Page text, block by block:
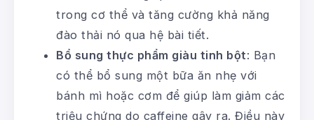
trong cơ thể và tăng cường khả năng
đào thải nó qua hệ bài tiết.
Bổ sung thực phẩm giàu tinh bột: Bạn
có thể bổ sung một bữa ăn nhẹ với
bánh mì hoặc cơm để giúp làm giảm các
triệu chứng do caffeine gây ra. Điều này